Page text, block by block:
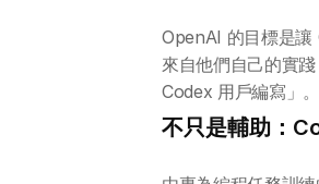
OpenAI 的目標是讓
來自他們自己的實
Codex 用戶編寫」。
不只是輔助：